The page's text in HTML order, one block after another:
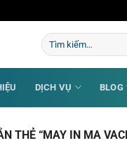
Tìm
kiếm:
DỊCH VỤ BLOG
THẺ “MAY IN MA